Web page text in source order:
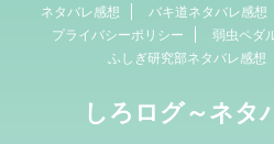
ネタバレ感想
バキ道ネタバレ感想
プライバシーポリシー
弱虫ペダ
ふしぎ研究部ネタバレ感想
しろログ～ネタ